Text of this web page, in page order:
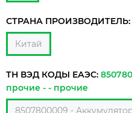
СТРАНА ПРОИЗВОДИТЕЛЬ:
Китай
ТН ВЭД КОДЫ ЕАЭС:
прочие - - прочие
8507800009 -